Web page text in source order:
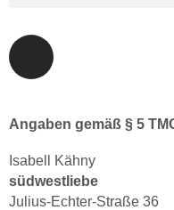
Angaben gemäß § 5
Isabell Kähny
südwestliebe
Julius-Echter-Straße 36